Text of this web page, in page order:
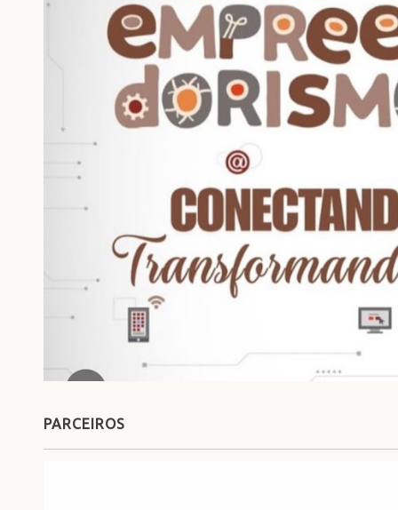
PARCEIROS